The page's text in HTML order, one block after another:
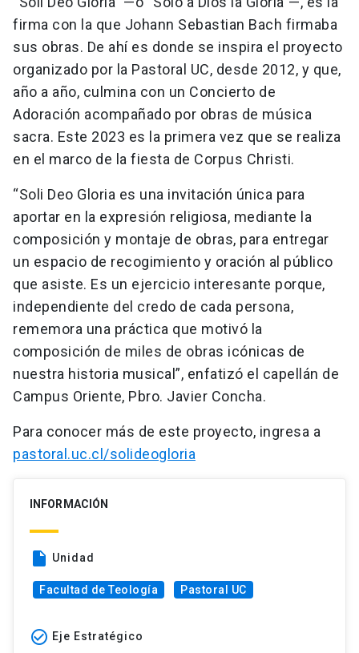
firma con la que Johann Sebastian Bach firmaba
sus obras. De ahí es donde se inspira el proyecto
organizado por la Pastoral UC, desde 2012, y que,
año a año, culmina con un Concierto de
Adoración acompañado por obras de música
sacra. Este 2023 es la primera vez que se realiza
en el marco de la fiesta de Corpus Christi.
“Soli Deo Gloria es una invitación única para
aportar en la expresión religiosa, mediante la
composición y montaje de obras, para entregar
un espacio de recogimiento y oración al público
que asiste. Es un ejercicio interesante porque,
independiente del credo de cada persona,
rememora una práctica que motivó la
composición de miles de obras icónicas de
nuestra historia musical”, enfatizó el capellán de
Campus Oriente, Pbro. Javier Concha.
Para conocer más de este proyecto, ingresa a
pastoral.uc.cl/solideogloria
INFORMACIÓN
insert_drive_file Unidad
Facultad de Teología Pastoral UC
check_circle_outline Eje Estratégico